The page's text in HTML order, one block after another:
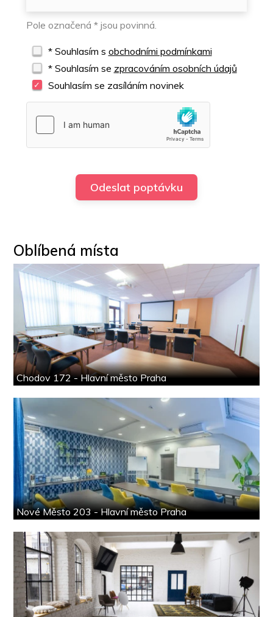
Pole označená * jsou povinná.
* Souhlasím s obchodními podmínkami
* Souhlasím se zpracováním osobních údajů
Souhlasím se zasíláním novinek
Oblíbená místa
Chodov 172 - Hlavní město Praha
Nové Město 203 - Hlavní město Praha